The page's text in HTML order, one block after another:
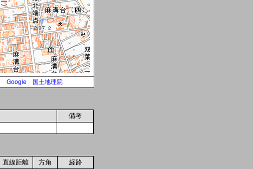
Google 国土地理院
備考
直線距離 方角
経路